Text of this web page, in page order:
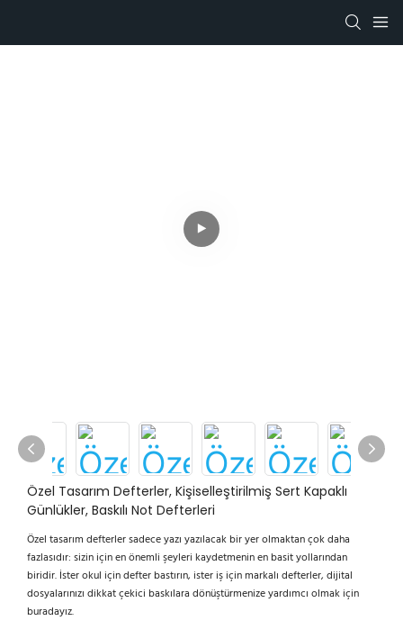
Özel Tasarım Defterler, Kişiselleştirilmiş Sert Kapaklı
Günlükler, Baskılı Not Defterleri
Özel tasarım defterler sadece yazı yazılacak bir yer olmaktan çok daha
fazlasıdır: sizin için en önemli şeyleri kaydetmenin en basit yollarından
biridir. İster okul için defter bastırın, ister iş için markalı defterler, dijital
dosyalarınızı dikkat çekici baskılara dönüştürmenize yardımcı olmak için
buradayız.